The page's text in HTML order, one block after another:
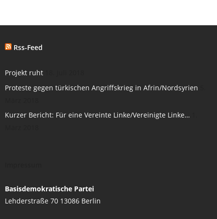
Rss-Feed
Projekt ruht
Proteste gegen türkischen Angriffskrieg in Afrin/Nordsyrien
Kurzer Bericht: Für eine Vereinte Linke/Vereinigte Linke…
Basisdemokratische Partei
Lehderstraße 70 13086 Berlin